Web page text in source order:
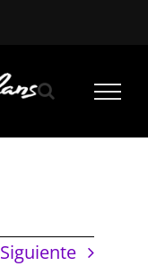
Siguiente